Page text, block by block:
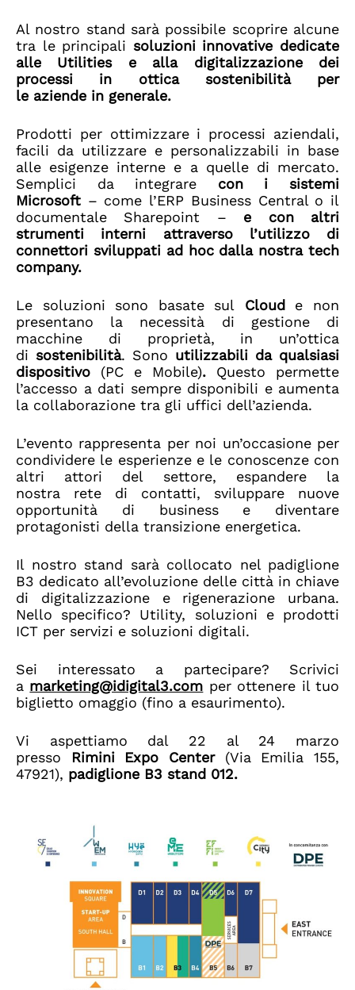
Al nostro stand sarà possibile scoprire alcune
tra le principali soluzioni innovative dedicate
alle Utilities e alla digitalizzazione dei
processi in ottica sostenibilità per
le aziende in generale.
Prodotti per ottimizzare i processi aziendali,
facili da utilizzare e personalizzabili in base
alle esigenze interne e a quelle di mercato.
Semplici da integrare con i sistemi
Microsoft – come l’ERP Business Central o il
documentale Sharepoint
– e con altri
strumenti interni attraverso l’utilizzo di
connettori sviluppati ad hoc dalla nostra tech
company.
Le soluzioni sono basate sul Cloude non
presentano la necessità di gestione di
macchine di proprietà, in un’ottica
di sostenibilità. Sono utilizzabili da qualsiasi
dispositivo (PC e Mobile). Questo permette
l’accesso a dati sempre disponibili e aumenta
la collaborazione tra gli uffici dell’azienda.
L’evento rappresenta per noi un’occasione per
condividere le esperienze e le conoscenze con
altri attori del settore, espandere la
nostra rete di contatti, sviluppare nuove
opportunità di business e diventare
protagonisti della transizione energetica.
Il nostro stand sarà collocato nel padiglione
B3 dedicato all’evoluzione delle città in chiave
di digitalizzazione e rigenerazione urbana.
Nello specifico? Utility, soluzioni e prodotti
ICT per servizi e soluzioni digitali.
Sei interessato a partecipare? Scrivici
a marketing@idigital3.com per ottenere il tuo
biglietto omaggio (fino a esaurimento).
Vi aspettiamo dal 22 al 24 marzo
presso
Rimini Expo Center(Via Emilia 155,
47921), padiglione B3 stand 012.